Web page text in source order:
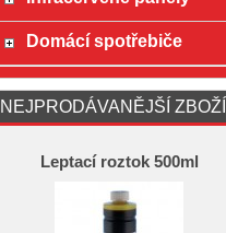
Domácí spotřebiče
NEJPRODÁVANĚJŠÍ ZBOŽÍ
Leptací roztok 500ml